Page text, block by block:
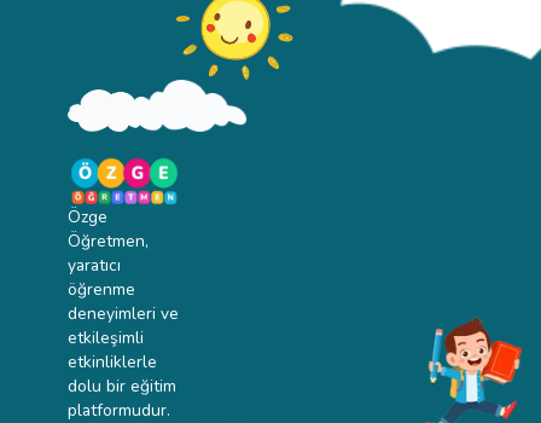
Özge
Öğretmen,
yaratıcı
öğrenme
deneyimleri ve
etkileşimli
etkinliklerle
dolu bir eğitim
platformudur.